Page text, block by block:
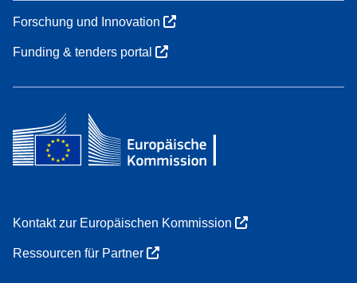
Forschung und Innovation
Funding & tenders portal
Kontakt zur Europäischen Kommission
Ressourcen für Partner